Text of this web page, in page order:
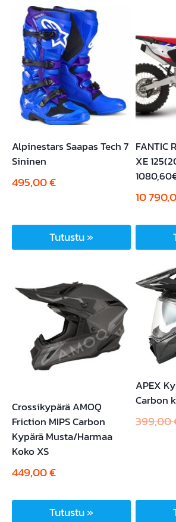
Alpinestars Saapas Tech 7
Sininen
495,00€
Tutustu »
on
useampi
muunnelma.
tehdä
valinnat
sivulla.
FANTIC
XE
10
Crossikypärä AMOQ
Friction MIPS Carbon
Kypärä Musta/Harmaa
Koko XS
449,00€
Tutustu »
APEX
Carbon
399,00